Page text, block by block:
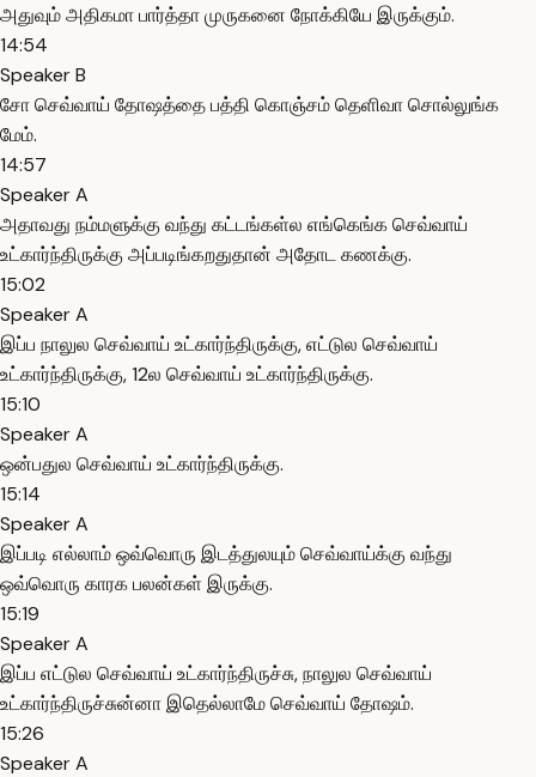
அதுவும் அதிகமா பார்த்தா முருகனை நோக்கியே இருக்கும்.
14:54
Speaker B
சோ செவ்வாய் தோஷத்தை பத்தி கொஞ்சம் தெளிவா சொல்லுங்க
மேம்.
14:57
Speaker A
அதாவது நம்மளுக்கு வந்து கட்டங்கள்ல எங்கெங்க செவ்வாய்
உட்கார்ந்திருக்கு அப்படிங்கறதுதான் அதோட கணக்கு.
15:02
Speaker A
இப்ப நாலுல செவ்வாய் உட்கார்ந்திருக்கு, எட்டுல செவ்வாய்
உட்கார்ந்திருக்கு, 12ல செவ்வாய் உட்கார்ந்திருக்கு.
15:10
Speaker A
ஒன்பதுல செவ்வாய் உட்கார்ந்திருக்கு.
15:14
Speaker A
இப்படி எல்லாம் ஒவ்வொரு இடத்துலயும் செவ்வாய்க்கு வந்து
ஒவ்வொரு காரக பலன்கள் இருக்கு.
15:19
Speaker A
இப்ப எட்டுல செவ்வாய் உட்கார்ந்திருச்சு, நாலுல செவ்வாய்
உட்கார்ந்திருச்சுன்னா இதெல்லாமே செவ்வாய் தோஷம்.
15:26
Speaker A